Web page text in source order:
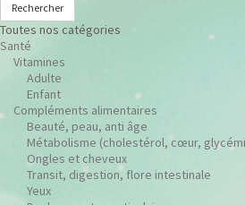
Rechercher
Toutes nos catégories
Santé
Vitamines
Adulte
Enfant
Compléments alimentaires
Beauté, peau, anti âge
Métabolisme (cholestérol, cœur,
Ongles et cheveux
Transit, digestion, flore intestinale
Yeux